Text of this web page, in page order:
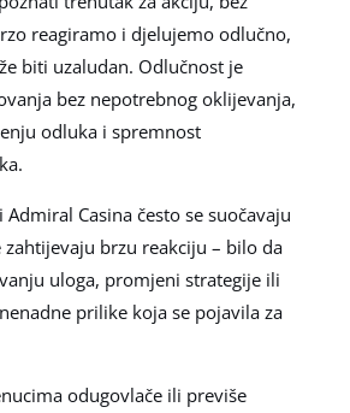
reagiramo i djelujemo odlučno,
biti uzaludan. Odlučnost je
bez nepotrebnog oklijevanja,
odluka i spremnost
Casina često se suočavaju
brzu reakciju – bilo da
uloga, promjeni strategije ili
prilike koja se pojavila za
odugovlače ili previše